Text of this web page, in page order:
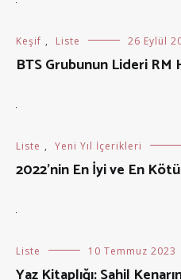
Keşif , Liste 26 Eylül
BTS Grubunun Lideri
Liste , Yeni Yıl İçerikleri
2022’nin En İyi ve En
Liste 10 Temmuz 2023
Yaz Kitaplığı: Sahil